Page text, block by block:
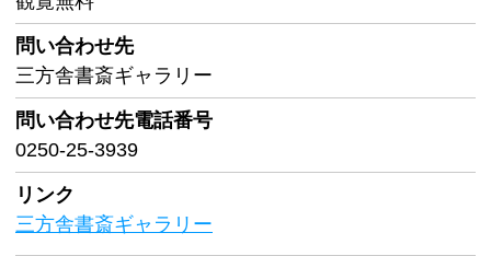
問い合わせ先
三方舎書斎ギャラリー
問い合わせ先電話番号
0250-25-3939
リンク
三方舎書斎ギャラリー